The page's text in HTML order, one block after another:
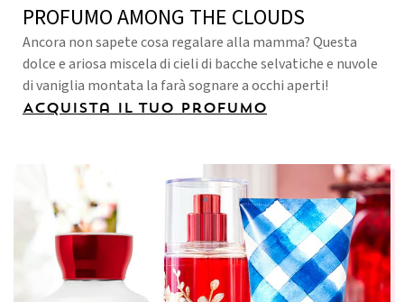
PROFUMO AMONG THE CLOUDS
Ancora non sapete cosa regalare alla mamma? Questa
dolce e ariosa miscela di cieli di bacche selvatiche e nuvole
di vaniglia montata la farà sognare a occhi aperti!
Acquista il tuo profumo